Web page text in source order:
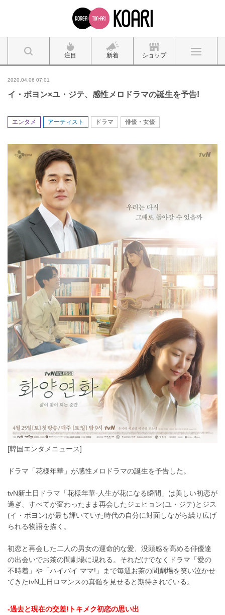
注目 新着 ショップ
2020.04.06 07:01
イ・ボヨン×ユ・ジテ、感性メロドラマの誕生を予告!
エンタメ アーティスト ドラマ 俳優・女優
[韓国エンタメニュース]
ドラマ「花様年華」が感性メロドラマの誕生を予告した。
tvN新土日ドラマ「花様年華-人生が花になる瞬間」は美しい初恋が
過ぎ、すべてが変わったまま再会したジェヒョン(ユ・ジテ)とジス
(イ・ボヨン)が最も輝いていた時代の自分に対面しながら繰り広げ
られる物語を描く。
初恋と再会した二人の男女の運命的な愛、没頭感を高める俳優達
の出会いでお茶の間劇場に現れる。それだけでなくドラマ「愛の
不時着」や「ハイバイ ママ!」まで毎週お茶の間劇場を笑い泣かせ
てきたtvN土日ロマンスの真髄を見せると期待されている。
-過去と現在の交差!トキメク初恋の思い出